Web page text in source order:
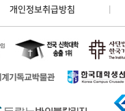
개인정보취급방침